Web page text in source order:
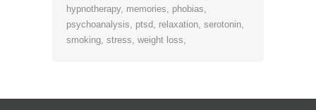
hypnotherapy memories
phobias
psychoanalysis
ptsd relaxation serotonin
smoking stress weight loss